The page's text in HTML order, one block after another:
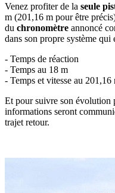
Venez profiter de la seule
m (201,16 m pour être
du chronomètre annoncé
dans son propre système qui
- Temps de réaction
- Temps au 18 m
- Temps et vitesse au 201,16
Et pour suivre son évolution
informations seront
trajet retour.